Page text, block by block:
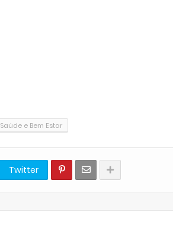
Saúde e Bem Estar
Twitter